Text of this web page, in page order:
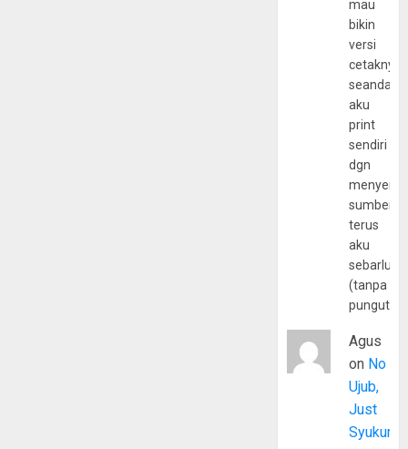
mau
bikin
versi
cetaknya
aku
print
sendiri
dgn
sumber
terus
aku
(tanpa
Agus
on No
Ujub,
Just
Syukur